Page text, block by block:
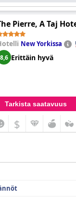
Pierre, A Taj
New Yorkissa
8,6 Erittäin hyvä
Tarkista saatavuus
$